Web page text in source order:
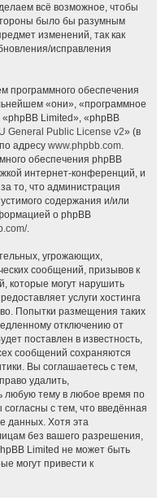
всё возможное, чтобы
было бы разумным
изменений, так как
исправления
программного обеспечения
«они», «программное
Limited», «phpBB
General Public License v2» (в
адресу www.phpbb.com.
обеспечения phpBB
интернет-конференций, и
то, что администрация
содержания и/или
о phpBB
.
угрожающих,
сообщений, призывов к
которые могут нарушить
услуги хостинга
Попытки размещения таких
отключению от
поставлен в известность,
сообщений сохраняются
Вы соглашаетесь с тем,
удалить,
любую тему в любое время по
с тем, что введённая
данных. Хотя эта
без вашего разрешения,
Limited не может быть
могут привести к